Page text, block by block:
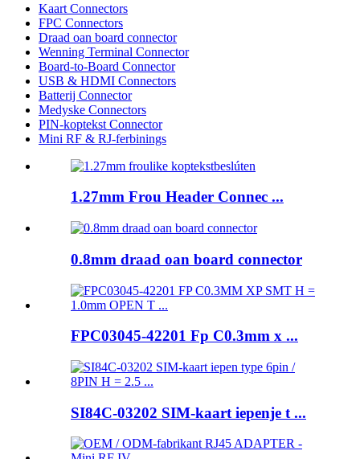
Kaart Connectors
FPC Connectors
Draad oan board connector
Wenning Terminal Connector
Board-to-Board Connector
USB & HDMI Connectors
Batterij Connector
Medyske Connectors
PIN-koptekst Connector
Mini RF & RJ-ferbinings
1.27mm Frou Header Connec ...
0.8mm draad oan board connector
FPC03045-42201 Fp C0.3mm x ...
SI84C-03202 SIM-kaart iepenje t ...